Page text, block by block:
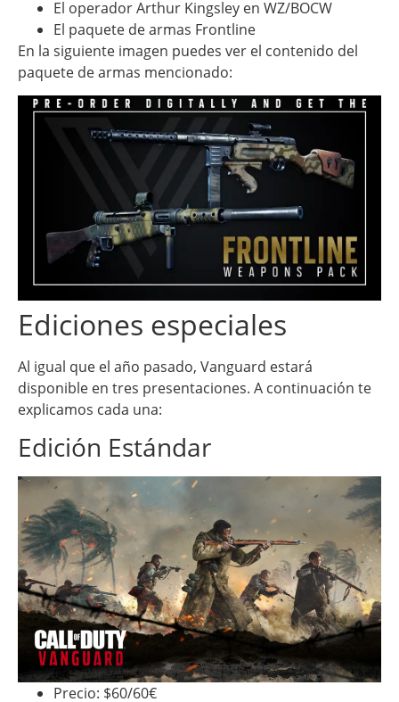
El operador Arthur Kingsley en WZ/BOCW
El paquete de armas Frontline
En la siguiente imagen puedes ver el contenido del
paquete de armas mencionado:
Ediciones especiales
Al igual que el año pasado, Vanguard estará
disponible en tres presentaciones. A continuación te
explicamos cada una:
Edición Estándar
Precio: $60/60€